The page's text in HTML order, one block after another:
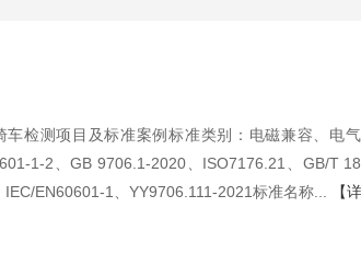
车检测项目及标准案例标准类别：电磁兼容、电
1-2、GB 9706.1-2020、ISO7176.21、GB/T
EN60601-1、YY9706.111-2021标准名称...
【